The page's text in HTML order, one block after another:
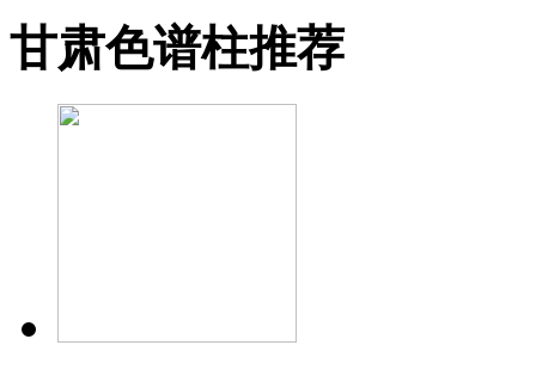
甘肃色谱柱推荐